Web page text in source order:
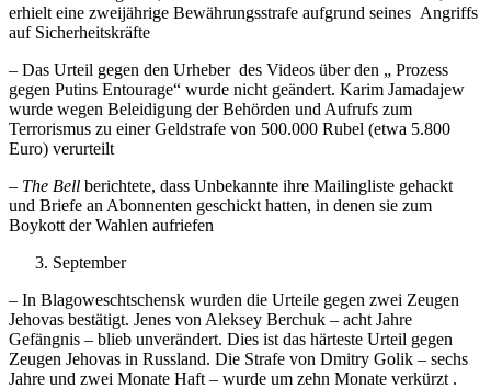
erhielt eine zweijährige Bewährungsstrafe aufgrund seines Angriffs
auf Sicherheitskräfte
– Das Urteil gegen den Urheber des Videos über den „ Prozess
gegen Putins Entourage“ wurde nicht geändert. Karim Jamadajew
wurde wegen Beleidigung der Behörden und Aufrufs zum
Terrorismus zu einer Geldstrafe von 500.000 Rubel (etwa 5.800
Euro) verurteilt
– The Bell berichtete, dass Unbekannte ihre Mailingliste gehackt
und Briefe an Abonnenten geschickt hatten, in denen sie zum
Boykott der Wahlen aufriefen
September
– In Blagoweschtschensk wurden die Urteile gegen zwei Zeugen
Jehovas bestätigt. Jenes von Aleksey Berchuk – acht Jahre
Gefängnis – blieb unverändert. Dies ist das härteste Urteil gegen
Zeugen Jehovas in Russland. Die Strafe von Dmitry Golik – sechs
Jahre und zwei Monate Haft – wurde um zehn Monate verkürzt .